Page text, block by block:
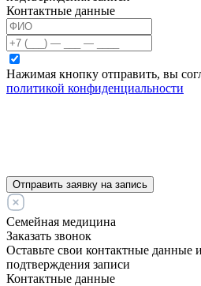
Контактные данные
Нажимая кнопку отправить, вы
политикой конфиденциальности
Отправить заявку на запись
Семейная медицина
Заказать звонок
Оставьте свои контактные
подтверждения записи
Контактные данные